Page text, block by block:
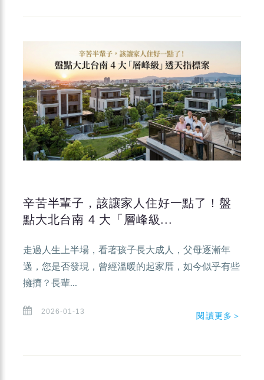
辛苦半輩子，該讓家人住好一點了！盤
點大北台南 4 大「層峰級...
走過人生上半場，看著孩子長大成人，父母逐漸年
邁，您是否發現，曾經溫暖的起家厝，如今似乎有些
擁擠？長輩...
2026-01-13 閱讀更多＞